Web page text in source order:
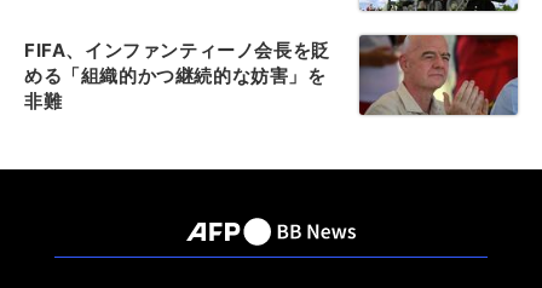
FIFA、インファンティーノ会長を貶
める「組織的かつ継続的な妨害」を
非難